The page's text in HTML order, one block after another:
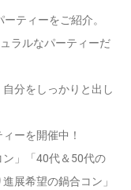
ティーをご紹介。
ラルなパーティーだ
分をしっかりと出し
ーを開催中！
ン」「40代＆50代の
展希望の鍋合コン」